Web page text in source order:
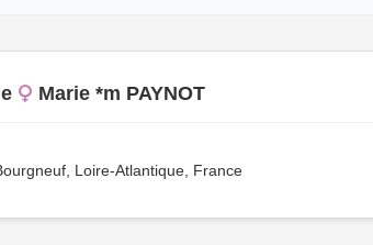
Marie *m PAYNOT
Loire-Atlantique, France